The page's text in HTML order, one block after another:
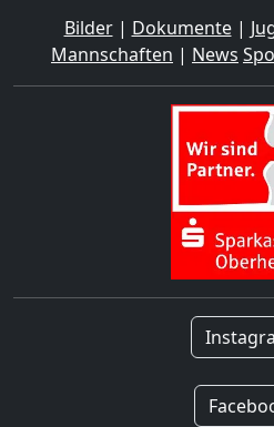
Bilder| Dokumente|
Mannschaften | News